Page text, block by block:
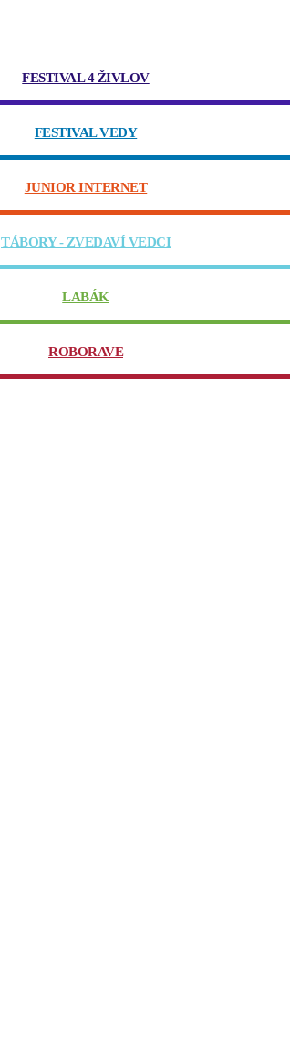
FESTIVAL 4 ŽIVLOV
FESTIVAL VEDY
JUNIOR INTERNET
TÁBORY - ZVEDAVÍ VEDCI
LABÁK
ROBORAVE